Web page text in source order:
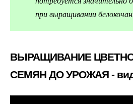
при выращивании
ВЫРАЩИВАНИЕ
СЕМЯН ДО УРОЖАЯ -